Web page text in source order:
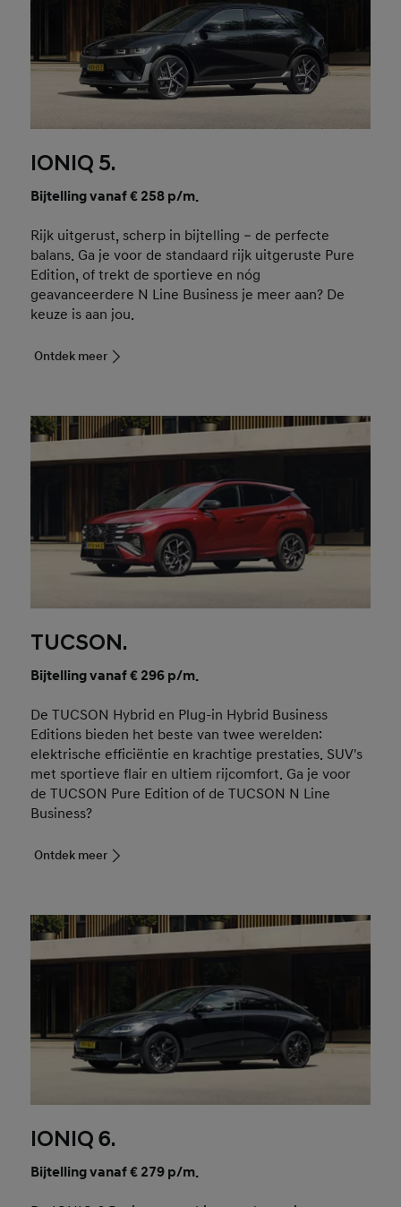
IONIQ 5.
Bijtelling vanaf € 258 p/m.
Rijk uitgerust, scherp in bijtelling – de perfecte
balans. Ga je voor de standaard rijk uitgeruste Pure
Edition, of trekt de sportieve en nóg
geavanceerdere N Line Business je meer aan? De
keuze is aan jou.
Ontdek meer
TUCSON.
Bijtelling vanaf € 296 p/m.
De TUCSON Hybrid en Plug-in Hybrid Business
Editions bieden het beste van twee werelden:
elektrische efficiëntie en krachtige prestaties. SUV's
met sportieve flair en ultiem rijcomfort. Ga je voor
de TUCSON Pure Edition of de TUCSON N Line
Business?
Ontdek meer
IONIQ 6.
Bijtelling vanaf € 279 p/m.